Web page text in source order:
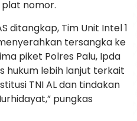
nomor.
ditangkap, Tim Unit Intel 1
tersangka ke
piket Polres Palu, Ipda
hukum lebih lanjut terkait
TNI AL dan tindakan
pungkas